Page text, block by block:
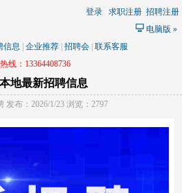
登录 求职注册 招聘注册
电脑版 »
信息 企业推荐 招聘会 联系客服
线：13364408736
地最新招聘信息
发布：2026/1/23 浏览：2797